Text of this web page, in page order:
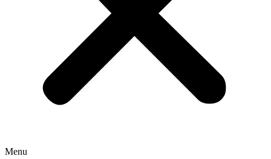
Menu